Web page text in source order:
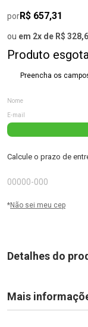
porR$ 657,31
ou em 2x de R$
Produto
Preencha os
Calcule o prazo de
*Não sei meu cep
Detalhes do
Mais